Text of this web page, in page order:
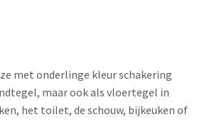
met onderlinge kleur schakering
maar ook als vloertegel in
het toilet, de schouw, bijkeuken of